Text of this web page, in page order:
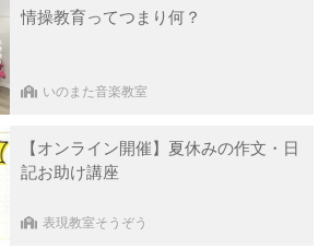
情操教育ってつまり何？
いのまた音楽教室
【オンライン開催】夏休みの作文・日
記お助け講座
表現教室そうぞう